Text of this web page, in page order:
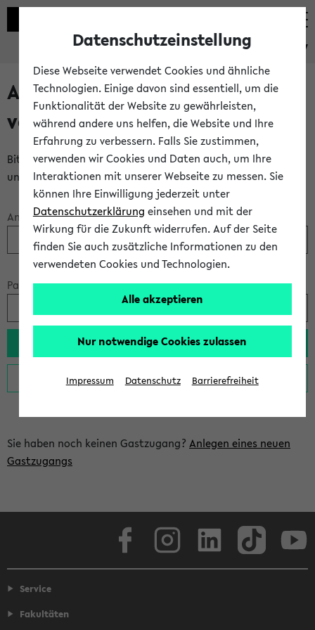
eKVV
Anmeldung über einen
vorhandenen Gastzugang
Bitte melden Sie sich am eKVV mit Ihrem Anmeldenamen
und Ihrem Passwort an:
Anmeldename:
Passwort:
Sie haben noch keinen Gastzugang? Anlegen eines neuen
Gastzugangs
Service
Fakultäten
Datenschutzeinstellung
Diese Webseite verwendet Cookies und ähnliche
Technologien. Einige davon sind essentiell, um die
Funktionalität der Website zu gewährleisten,
während andere uns helfen, die Website und Ihre
Erfahrung zu verbessern. Falls Sie zustimmen,
verwenden wir Cookies und Daten auch, um Ihre
Interaktionen mit unserer Webseite zu messen. Sie
können Ihre Einwilligung jederzeit unter
Datenschutzerklärung einsehen und mit der
Wirkung für die Zukunft widerrufen. Auf der Seite
finden Sie auch zusätzliche Informationen zu den
verwendeten Cookies und Technologien.
Alle akzeptieren
Nur notwendige Cookies zulassen
Impressum Datenschutz Barrierefreiheit